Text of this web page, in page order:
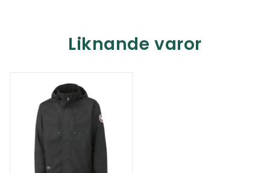
Liknande varor